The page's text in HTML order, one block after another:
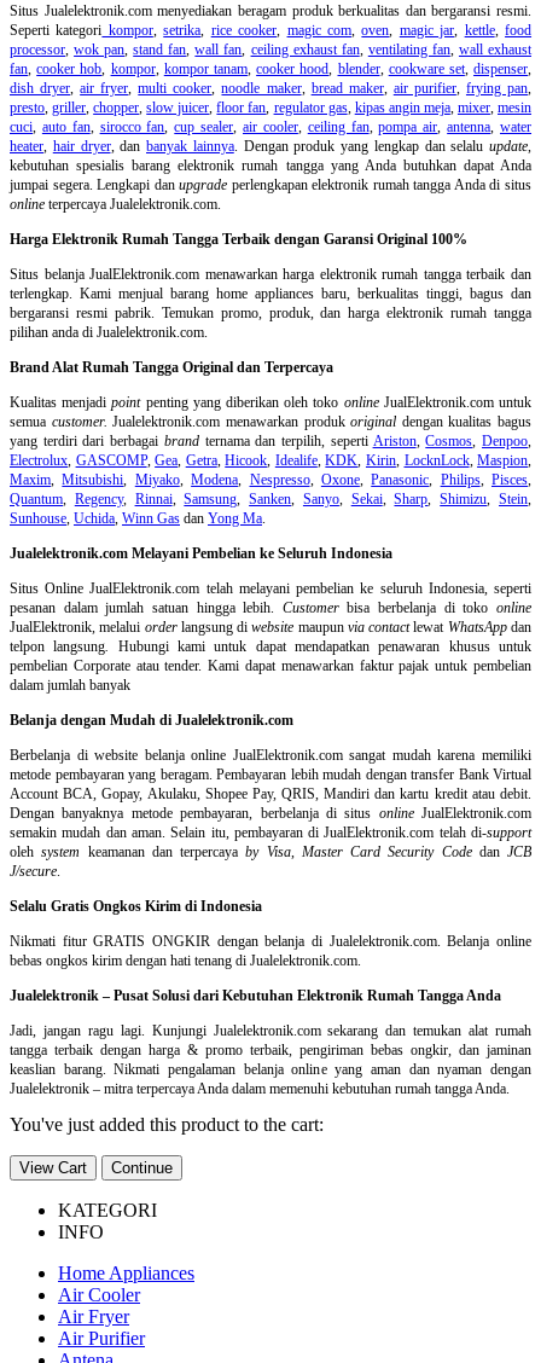
Situs Jualelektronik.com menyediakan beragam produk berkualitas dan bergaransi resmi.
Seperti kategori kompor,setrika, rice cooker, magic com,oven, magic jar, kettle,food
processor,wok pan,stand fan,wall fan, ceiling exhaust fan, ventilating fan, wall exhaust
fan,cooker hob, kompor, kompor tanam,cooker hood, blender, cookware set,dispenser,
dish dryer,air fryer,multi cooker,noodle maker, bread maker, air purifier, frying pan,
presto,griller,chopper,slow juicer,floor fan, regulator gas, kipas angin meja, mixer,mesin
cuci, auto fan, sirocco fan,cup sealer,air cooler, ceiling fan,pompa air,antenna,water
heater, hair dryer, dan banyak lainnya. Dengan produk yang lengkap dan selalu update,
kebutuhan spesialis barang elektronik rumah tangga yang Anda butuhkan dapat Anda
jumpai segera. Lengkapi danupgrade perlengkapan elektronik rumah tangga Anda di situs
online terpercaya Jualelektronik.com.
Harga Elektronik Rumah Tangga Terbaik dengan Garansi Original 100%
Situs belanjaJualElektronik.com menawarkan harga elektronik rumah tangga terbaik dan
terlengkap. Kami menjual barang home appliances baru, berkualitas tinggi, bagus dan
bergaransi resmi pabrik. Temukan promo, produk, dan harga elektronik rumah tangga
pilihan anda di Jualelektronik.com.
Brand Alat Rumah Tangga Original dan Terpercaya
Kualitas menjadipointpenting yang diberikan oleh toko onlineJualElektronik.com untuk
semua customer. Jualelektronik.com menawarkan produkoriginal dengan kualitas bagus
yang terdiri dari berbagai brandternama dan terpilih, seperti Ariston,Cosmos,Denpoo,
Electrolux, GASCOMP,Gea, Getra,Hicook, Idealife,KDK, Kirin, LocknLock,Maspion,
Maxim,Mitsubishi, Miyako,Modena, Nespresso, Oxone,Panasonic, Philips, Pisces,
Quantum, Regency, Rinnai,Samsung,Sanken, Sanyo, Sekai,Sharp,Shimizu,Stein,
Sunhouse, Uchida, Winn Gas dan Yong Ma.
Jualelektronik.com Melayani Pembelian ke Seluruh Indonesia
Situs Online JualElektronik.com telah melayani pembelian ke seluruh Indonesia, seperti
pesanan dalam jumlah satuan hingga lebih. Customerbisa berbelanja di tokoonline
JualElektronik, melalui orderlangsung diwebsite maupun via contactlewat WhatsAppdan
telpon langsung. Hubungi kami untuk dapat mendapatkan penawaran khusus untuk
pembelian Corporate atau tender. Kami dapat menawarkan faktur pajak untuk pembelian
dalam jumlah banyak
Belanja dengan Mudah di Jualelektronik.com
Berbelanja diwebsite belanja online JualElektronik.com sangat mudah karena memiliki
metode pembayaran yang beragam. Pembayaran lebih mudah dengan transfer Bank Virtual
Account BCA, Gopay, Akulaku, Shopee Pay, QRIS, Mandiri dan kartu kredit atau debit.
Dengan banyaknya metode pembayaran, berbelanja di situs onlineJualElektronik.com
semakin mudah dan aman. Selain itu, pembayaran di JualElektronik.com telah di-support
olehsystem keamanan dan terpercayaby Visa, Master Card Security Codedan JCB
J/secure.
Selalu Gratis Ongkos Kirim di Indonesia
Nikmati fitur GRATIS ONGKIR dengan belanja di Jualelektronik.com. Belanja online
bebas ongkos kirim dengan hati tenang di Jualelektronik.com.
Jualelektronik – Pusat Solusi dari Kebutuhan Elektronik Rumah Tangga Anda
Jadi, jangan ragu lagi. Kunjungi Jualelektronik.com sekarang dan temukan alat rumah
tangga terbaik dengan harga & promo terbaik, pengiriman bebas ongkir, dan jaminan
keaslian barang. Nikmati pengalaman belanja online yang aman dan nyaman dengan
Jualelektronik – mitra terpercaya Anda dalam memenuhi kebutuhan rumah tangga Anda.
You've just added this product to the cart:
View Cart Continue
KATEGORI
INFO
Home Appliances
Air Cooler
Air Fryer
Air Purifier